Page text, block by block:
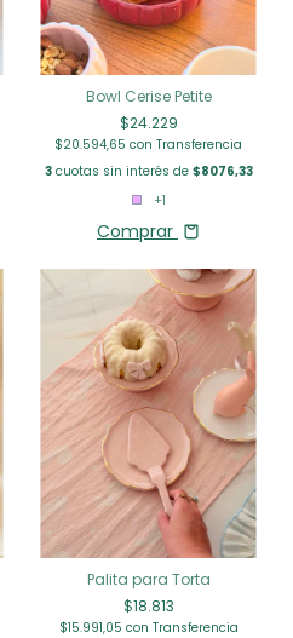
Bowl Cerise Petite
$24.229
$20.594,65 con Transferencia
3cuotas sin interés de $8076,33
+1
Comprar
Palita para Torta
$18.813
$15.991,05 con Transferencia